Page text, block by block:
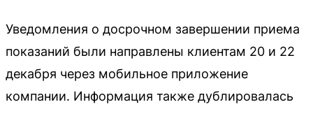
Уведомления о досрочном завершении приема
показаний были направлены клиентам 20 и 22
декабря через мобильное приложение
компании. Информация также дублировалась